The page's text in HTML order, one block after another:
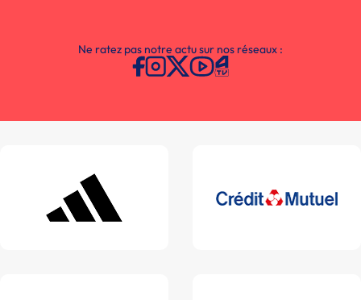
Ne ratez pas notre actu sur nos réseaux :